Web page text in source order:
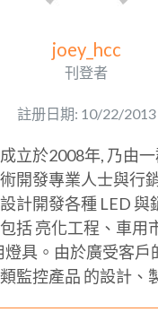
joey_hcc
刊登者
註册日期: 10/22/2013
立於2008年, 乃由
開發專業人士與行
計開發各種 LED 與
括 亮化工程、車用
燈具。由於廣受客戶
監控產品 的設計、